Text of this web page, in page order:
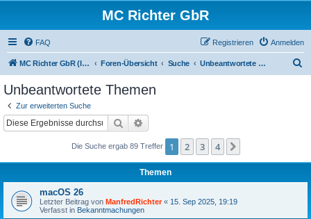
MC Richter GbR
FAQ Anmelden
Registrieren
MC Richter GbR (Impressum / Datenschutz) Foren-Übersicht Suche Unbeantwortete Themen
Unbeantwortete Themen
Zur erweiterten Suche
Suche
Die Suche ergab 89 Treffer 1 2 3 4
Themen
macOS 26
Letzter Beitrag von ManfredRichter« 15. Sep 2025, 19:19
Verfasst in Bekanntmachungen